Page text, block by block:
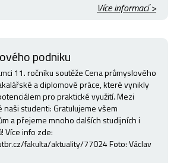
Více informací >
podniku
11. ročníku soutěže Cena průmyslového
a diplomové práce, které vynikly
pro praktické využití. Mezi
studenti: Gratulujeme všem
a přejeme mnoho dalších studijních i
Více info zde:
fakulta/aktuality/77024 Foto: Václav